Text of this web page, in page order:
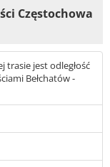
Częstochowa
trasie jest odległość
Bełchatów -